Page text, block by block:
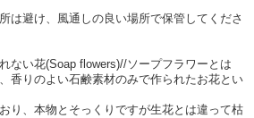
は避け、風通しの良い場所で保管してくださ
ない花(Soap flowers)//ソープフラワーとは
香りのよい石鹸素材のみで作られたお花とい
り、本物とそっくりですが生花とは違って枯